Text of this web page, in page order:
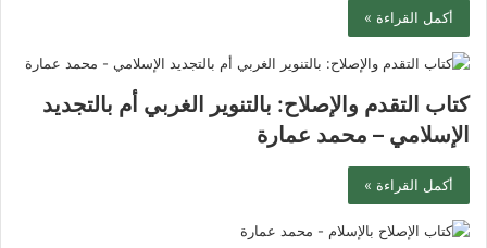
أكمل القراءة »
كتاب التقدم والإصلاح: بالتنوير الغربي أم بالتجديد
الإسلامي – محمد عمارة
أكمل القراءة »